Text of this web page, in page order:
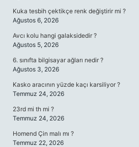
Kuka tesbih çektikçe renk değiştirir mi ?
Ağustos 6, 2026
Avcı kolu hangi galaksidedir ?
Ağustos 5, 2026
6. sınıfta bilgisayar ağları nedir ?
Ağustos 3, 2026
Kasko aracının yüzde kaçı karsiliyor ?
Temmuz 24, 2026
23rd mi th mi ?
Temmuz 24, 2026
Homend Çin malı mı ?
Temmuz 22, 2026